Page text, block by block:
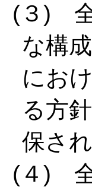
(３) 全
な構
にお
る方
保さ
(４) 全